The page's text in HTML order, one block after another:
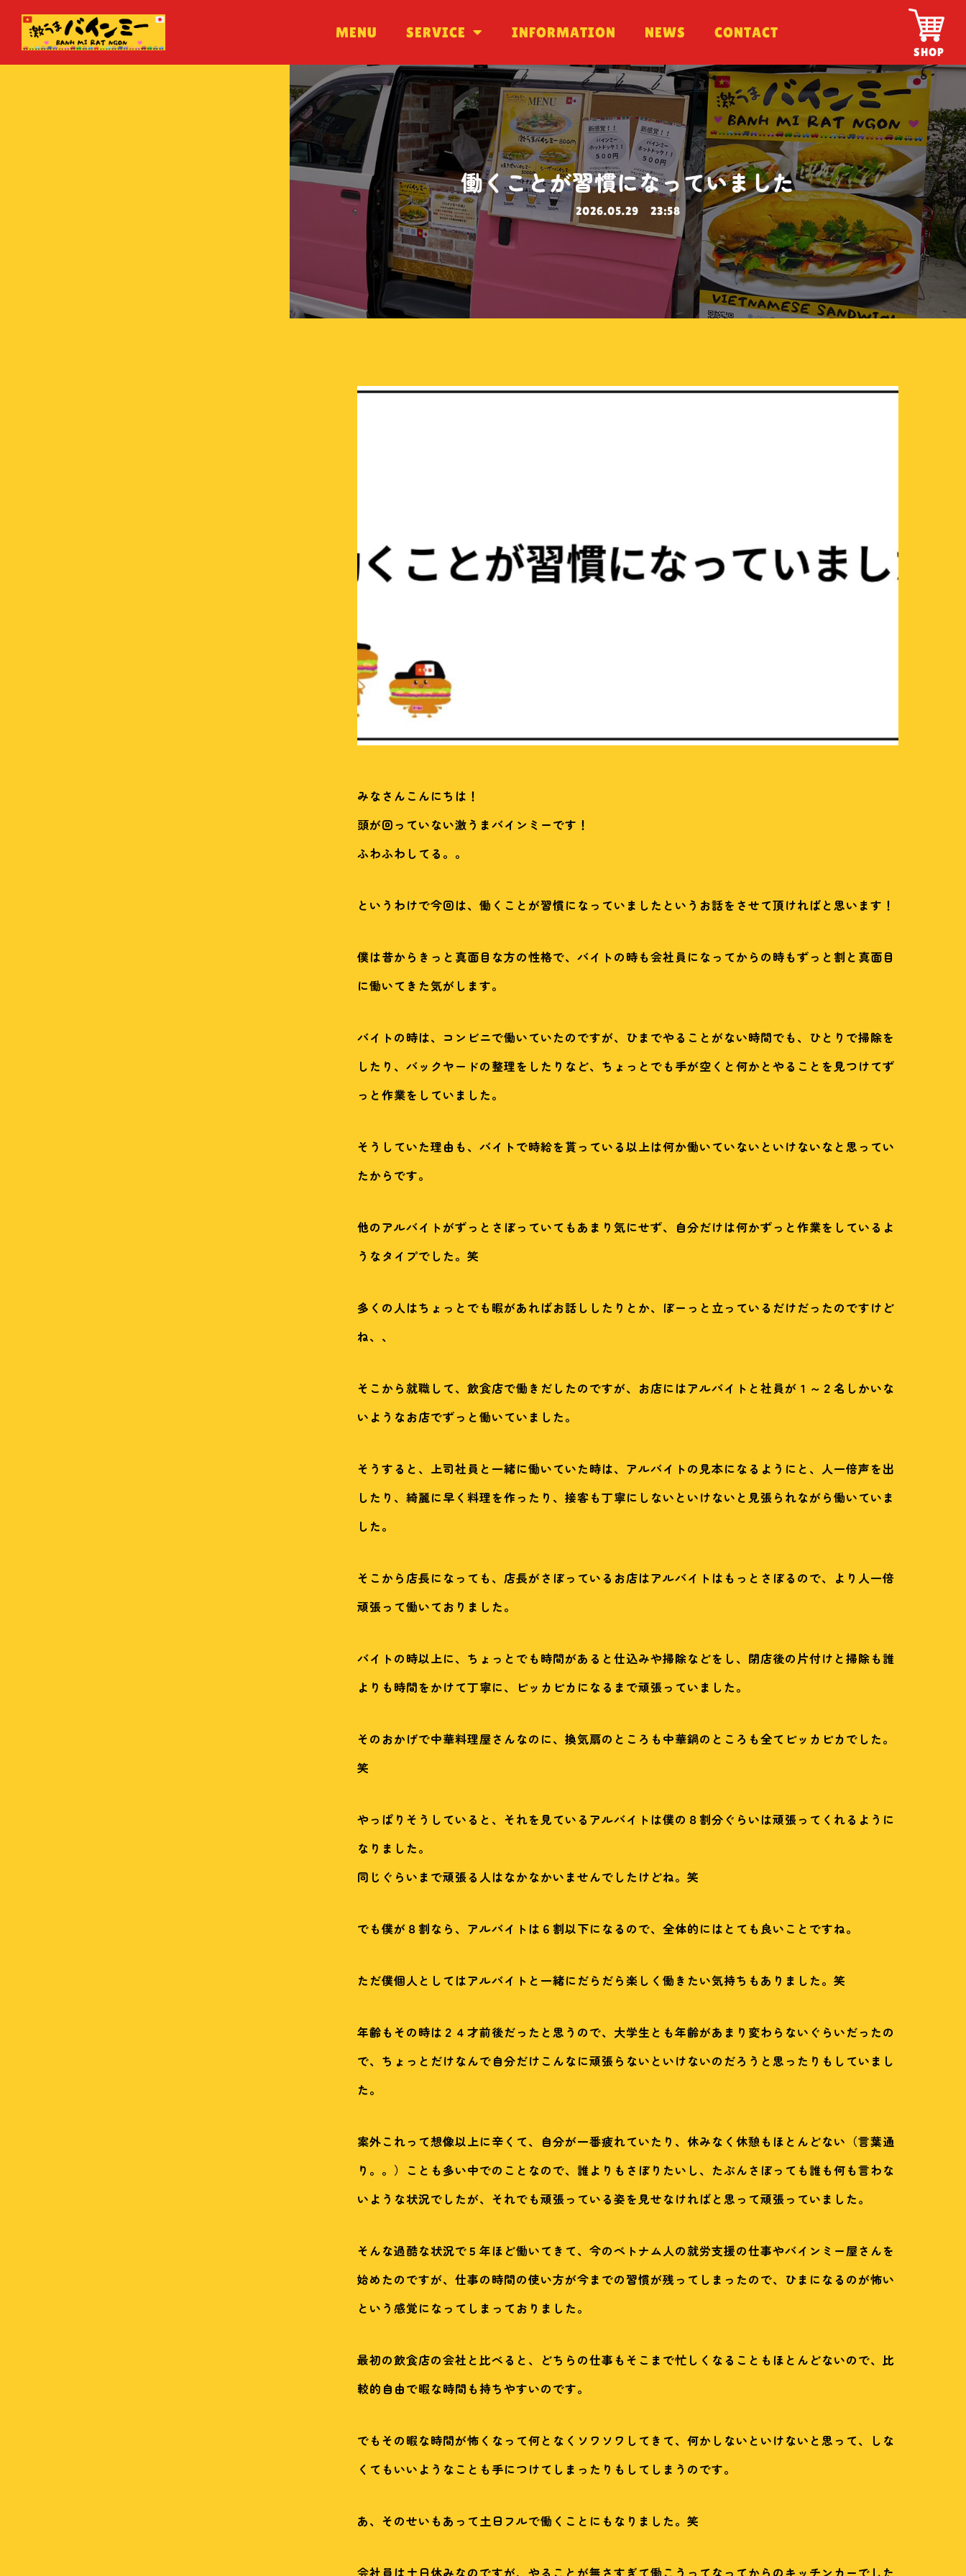
MENU SERVICE INFORMATION NEWS CONTACT
SHOP
MENU SERVICE INFORMATION NEWS CONTACT
働くことが習慣になっていました
2026.05.29 23:58
みなさんこんにちは！
頭が回っていない激うまバインミーです！
ふわふわしてる。。
というわけで今回は、働くことが習慣になっていましたというお話をさせて頂ければと思います！
僕は昔からきっと真面目な方の性格で、バイトの時も会社員になってからの時もずっと割と真面目
に働いてきた気がします。
バイトの時は、コンビニで働いていたのですが、ひまでやることがない時間でも、ひとりで掃除を
したり、バックヤードの整理をしたりなど、ちょっとでも手が空くと何かとやることを見つけてず
っと作業をしていました。
そうしていた理由も、バイトで時給を貰っている以上は何か働いていないといけないなと思ってい
たからです。
他のアルバイトがずっとさぼっていてもあまり気にせず、自分だけは何かずっと作業をしているよ
うなタイプでした。笑
多くの人はちょっとでも暇があればお話ししたりとか、ぼーっと立っているだけだったのですけど
ね、、
そこから就職して、飲食店で働きだしたのですが、お店にはアルバイトと社員が１～２名しかいな
いようなお店でずっと働いていました。
そうすると、上司社員と一緒に働いていた時は、アルバイトの見本になるようにと、人一倍声を出
したり、綺麗に早く料理を作ったり、接客も丁寧にしないといけないと見張られながら働いていま
した。
そこから店長になっても、店長がさぼっているお店はアルバイトはもっとさぼるので、より人一倍
頑張って働いておりました。
バイトの時以上に、ちょっとでも時間があると仕込みや掃除などをし、閉店後の片付けと掃除も誰
よりも時間をかけて丁寧に、ピッカピカになるまで頑張っていました。
そのおかげで中華料理屋さんなのに、換気扇のところも中華鍋のところも全てピッカピカでした。
笑
やっぱりそうしていると、それを見ているアルバイトは僕の８割分ぐらいは頑張ってくれるように
なりました。
同じぐらいまで頑張る人はなかなかいませんでしたけどね。笑
でも僕が８割なら、アルバイトは６割以下になるので、全体的にはとても良いことですね。
ただ僕個人としてはアルバイトと一緒にだらだら楽しく働きたい気持ちもありました。笑
年齢もその時は２４才前後だったと思うので、大学生とも年齢があまり変わらないぐらいだったの
で、ちょっとだけなんで自分だけこんなに頑張らないといけないのだろうと思ったりもしていまし
た。
案外これって想像以上に辛くて、自分が一番疲れていたり、休みなく休憩もほとんどない（言葉通
り。。）ことも多い中でのことなので、誰よりもさぼりたいし、たぶんさぼっても誰も何も言わな
いような状況でしたが、それでも頑張っている姿を見せなければと思って頑張っていました。
そんな過酷な状況で５年ほど働いてきて、今のベトナム人の就労支援の仕事やバインミー屋さんを
始めたのですが、仕事の時間の使い方が今までの習慣が残ってしまったので、ひまになるのが怖い
という感覚になってしまっておりました。
最初の飲食店の会社と比べると、どちらの仕事もそこまで忙しくなることもほとんどないので、比
較的自由で暇な時間も持ちやすいのです。
でもその暇な時間が怖くなって何となくソワソワしてきて、何かしないといけないと思って、しな
くてもいいようなことも手につけてしまったりもしてしまうのです。
あ、そのせいもあって土日フルで働くことにもなりました。笑